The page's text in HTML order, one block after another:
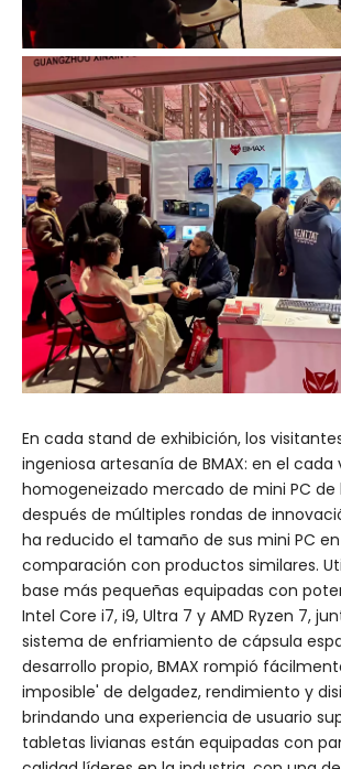
En cada stand de exhibición, los
ingeniosa artesanía de BMAX: en el cada
homogeneizado mercado de mini PC de
después de múltiples rondas de
ha reducido el tamaño de sus mini PC
comparación con productos similares.
base más pequeñas equipadas con
Intel Core i7, i9, Ultra 7 y AMD Ryzen 7,
sistema de enfriamiento de cápsula
desarrollo propio, BMAX rompió
imposible' de delgadez, rendimiento y
brindando una experiencia de usuario
tabletas livianas están equipadas con